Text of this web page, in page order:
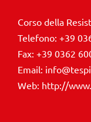
Corso della
Telefono: +39
Fax: +39 0362
Email:
Web: http://